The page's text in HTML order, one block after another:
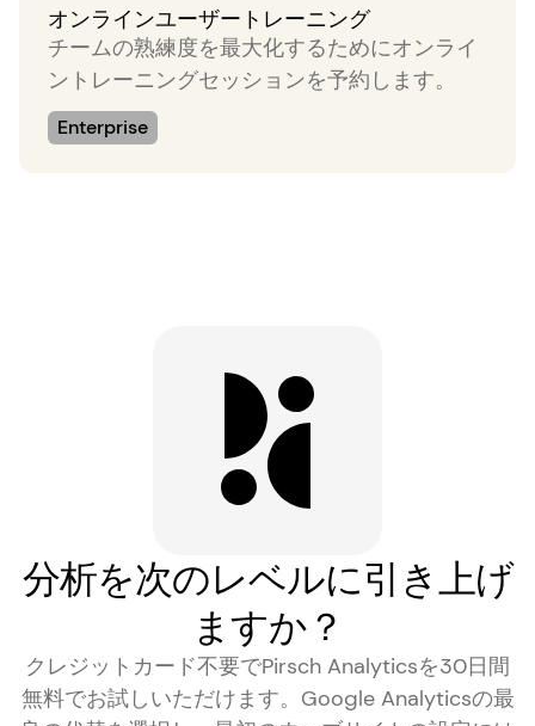
オンラインユーザートレーニング
チームの熟練度を最大化するためにオンライ
ントレーニングセッションを予約します。
Enterprise
分析を次のレベルに引き上げ
ますか？
クレジットカード不要でPirsch Analyticsを30日間
無料でお試しいただけます。Google Analyticsの最